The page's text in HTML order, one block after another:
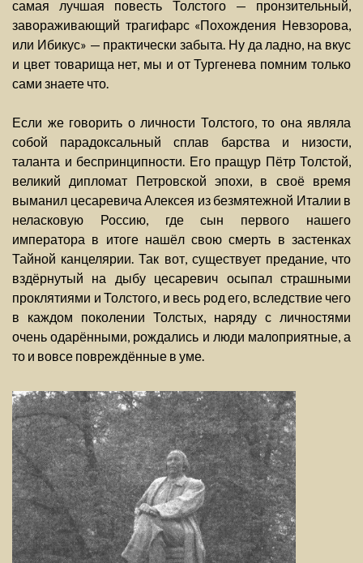
самая лучшая повесть Толстого — пронзительный,
завораживающий трагифарс «Похождения Невзорова,
или Ибикус» — практически забыта. Ну да ладно, на вкус
и цвет товарища нет, мы и от Тургенева помним только
сами знаете что.
Если же говорить о личности Толстого, то она являла
собой парадоксальный сплав барства и низости,
таланта и беспринципности. Его пращур Пётр Толстой,
великий дипломат Петровской эпохи, в своё время
выманил цесаревича Алексея из безмятежной Италии в
неласковую Россию, где сын первого нашего
императора в итоге нашёл свою смерть в застенках
Тайной канцелярии. Так вот, существует предание, что
вздёрнутый на дыбу цесаревич осыпал страшными
проклятиями и Толстого, и весь род его, вследствие чего
в каждом поколении Толстых, наряду с личностями
очень одарёнными, рождались и люди малоприятные, а
то и вовсе повреждённые в уме.